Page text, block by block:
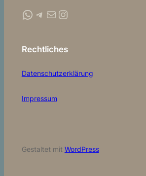
WhatsApp Telegram Mail Instagram
Rechtliches
Datenschutzerklärung
Impressum
Gestaltet mit WordPress